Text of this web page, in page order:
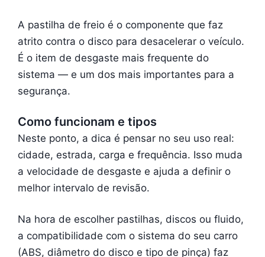
A pastilha de freio é o componente que faz
atrito contra o disco para desacelerar o veículo.
É o item de desgaste mais frequente do
sistema — e um dos mais importantes para a
segurança.
Como funcionam e tipos
Neste ponto, a dica é pensar no seu uso real:
cidade, estrada, carga e frequência. Isso muda
a velocidade de desgaste e ajuda a definir o
melhor intervalo de revisão.
Na hora de escolher pastilhas, discos ou fluido,
a compatibilidade com o sistema do seu carro
(ABS, diâmetro do disco e tipo de pinça) faz